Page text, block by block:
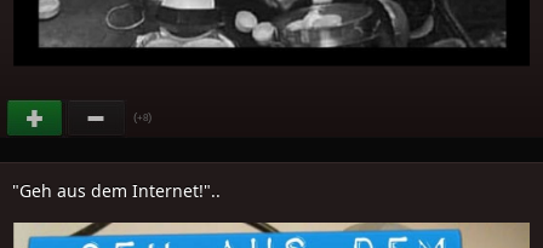
(+8)
"Geh aus dem Internet!"..